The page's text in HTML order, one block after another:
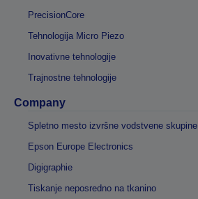
PrecisionCore
Tehnologija Micro Piezo
Inovativne tehnologije
Trajnostne tehnologije
Company
Spletno mesto izvršne vodstvene skupine
Epson Europe Electronics
Digigraphie
Tiskanje neposredno na tkanino